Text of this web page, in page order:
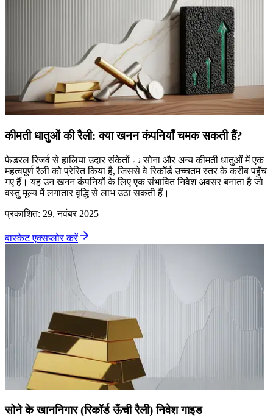
कीमती धातुओं की रैली: क्या खनन कंपनियाँ चमक सकती हैं?
फेडरल रिजर्व से हालिया उदार संकेतों نے सोना और अन्य कीमती धातुओं में एक
महत्वपूर्ण रैली को प्रेरित किया है, जिससे वे रिकॉर्ड उच्चतम स्तर के करीब पहुँच
गए हैं। यह उन खनन कंपनियों के लिए एक संभावित निवेश अवसर बनाता है जो
वस्तु मूल्य में लगातार वृद्धि से लाभ उठा सकती हैं।
प्रकाशित: 29, नवंबर 2025
बास्केट एक्सप्लोर करें
सोने के खाननिगार (रिकॉर्ड ऊँची रैली) निवेश गाइड